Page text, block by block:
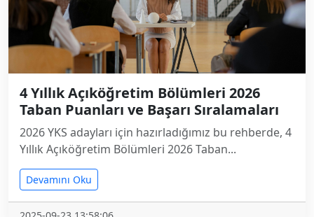
4 Yıllık Açıköğretim Bölümleri 2026
Taban Puanları ve Başarı Sıralamaları
2026 YKS adayları için hazırladığımız bu rehberde, 4
Yıllık Açıköğretim Bölümleri 2026 Taban...
Devamını Oku